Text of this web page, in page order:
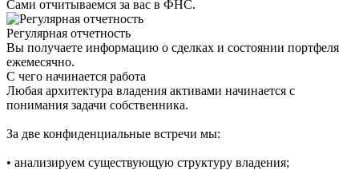
Сами отчитываемся за вас в ФНС.
Регулярная отчетность
Вы получаете информацию о сделках и состоянии портфеля
ежемесячно.
С чего начинается работа
Любая архитектура владения активами начинается с
понимания задачи собственника.
За две конфиденциальные встречи мы:
• анализируем существующую структуру владения;